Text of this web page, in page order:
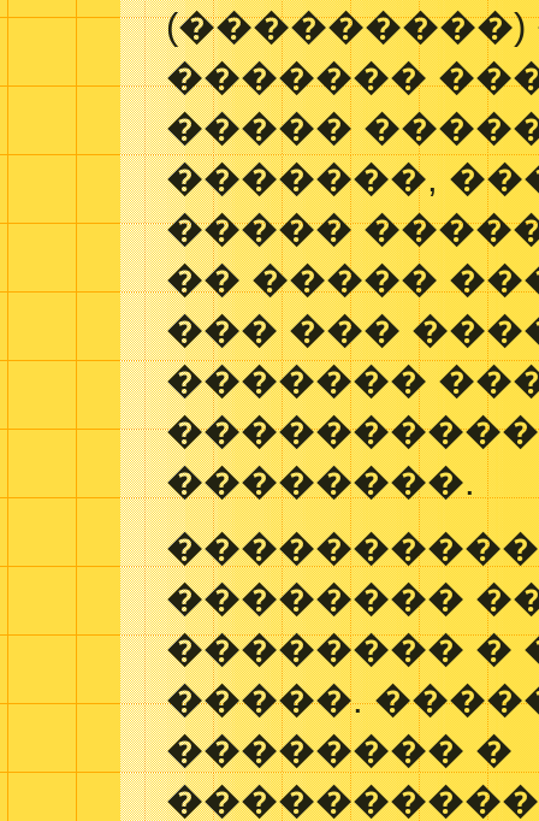
�������
�����
�������,
�����
�� �����
��� ���
�������
��������.
��������
�������� �
�����.
�������� �